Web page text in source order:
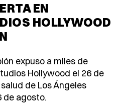
EN
HOLLYWOOD
expuso a miles de
Hollywood el 26 de
de Los Ángeles
de agosto.